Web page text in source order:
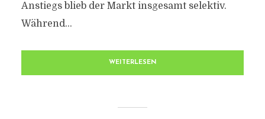
Anstiegs blieb der Markt insgesamt selektiv.
Während...
WEITERLESEN